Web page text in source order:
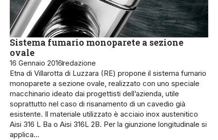
Sistema fumario monoparete a sezione
ovale
16 Gennaio 2016redazione
Etna di Villarotta di Luzzara (RE) propone il sistema fumario
monoparete a sezione ovale, realizzato con uno speciale
macchinario ideato dai progettisti dell’azienda, utile
soprattutto nel caso di risanamento di un cavedio già
esistente. Il materiale utilizzato è acciaio inox austenitico
Aisi 316 L Ba o Aisi 316L 2B. Per la giunzione longitudinale si
applica…